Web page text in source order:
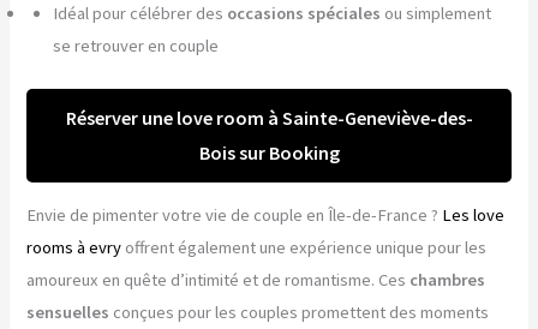
Idéal pour célébrer des occasions spéciales ou simplement
se retrouver en couple
Réserver une love room à Sainte-Geneviève-des-
Bois sur Booking
Envie de pimenter votre vie de couple en Île-de-France ? Les love
rooms à evry offrent également une expérience unique pour les
amoureux en quête d’intimité et de romantisme. Ces chambres
sensuelles conçues pour les couples promettent des moments